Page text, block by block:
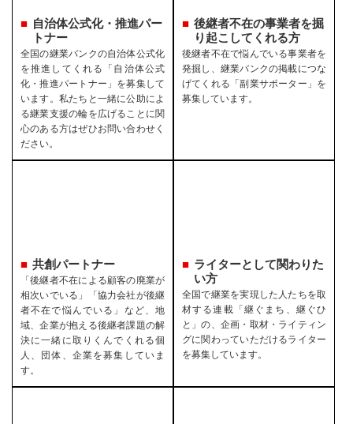
自治体公式化・推進パー
トナー
全国の継業バンクの自治体公式化
を推進してくれる「自治体公式
化・推進パートナー」を募集して
います。私たちと一緒に公助によ
る継業支援の輪を広げることに関
心のある方はぜひお問い合わせく
ださい。
後継者不在の事業者を掘
り起こしてくれる方
後継者不在で悩んでいる事業者を
発掘し、継業バンクの掲載につな
げてくれる「副業サポーター」を
募集しています。
共創パートナー
「後継者不在による顧客の廃業が
相次いでいる」「協力会社が後継
者不在で悩んでいる」など、地
域、企業が抱える後継者課題の解
決に一緒に取りくんでくれる個
人、団体、企業を募集していま
す。
ライターとして関わりた
い方
全国で継業を実現した人たちを取
材する連載「継ぐまち、継ぐひ
と」の、企画・取材・ライティン
グに関わっていただけるライター
を募集しています。